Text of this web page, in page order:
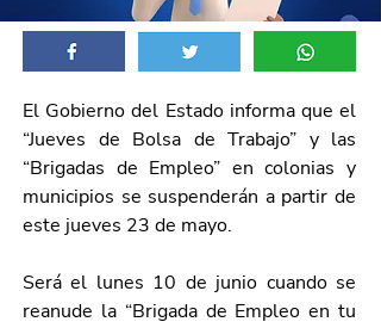
El Gobierno del Estado informa que el
“Jueves de Bolsa de Trabajo” y las
“Brigadas de Empleo” en colonias y
municipios se suspenderán a partir de
este jueves 23 de mayo.
Será el lunes 10 de junio cuando se
reanude la “Brigada de Empleo en tu